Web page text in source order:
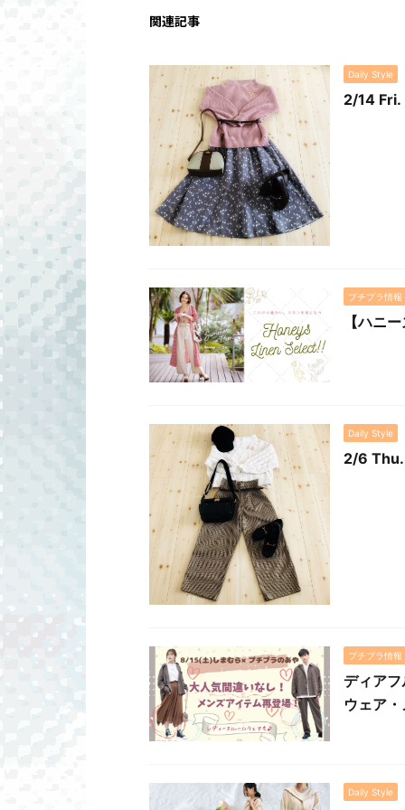
関連記事
Daily Style
2/14 Fri.
プチプラ情報
【ハニ
Daily Style
2/6 Thu.
プチプラ情報
ディア
ウェア
Daily Style